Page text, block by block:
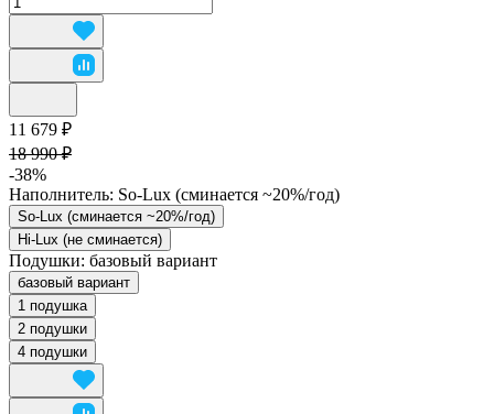
11 679 ₽
18 990 ₽
-38%
Наполнитель: So-Lux (cминается ~20%/год)
So-Lux (cминается ~20%/год)
Hi-Lux (не сминается)
Подушки: базовый вариант
базовый вариант
1 подушка
2 подушки
4 подушки